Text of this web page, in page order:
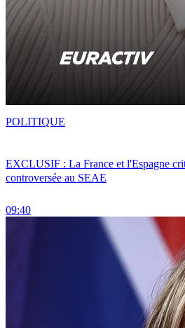
EXCLUSIF : La France et l'Espagne
controversée au SEAE
09:40
POLITIQUE